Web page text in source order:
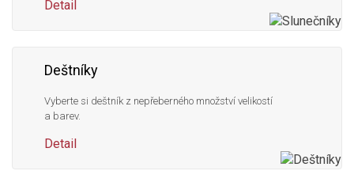
Detail
Deštníky
Vyberte si deštník z nepřeberného množství velikostí
a barev.
Detail